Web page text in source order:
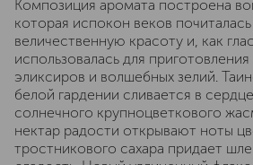
Композиция аромата построена
которая испокон веков
величественную красоту и, как
использовалась для
эликсиров и волшебных зелий.
белой гардении сливается в
солнечного крупноцветкового
нектар радости открывают ноты
тростникового сахара придает